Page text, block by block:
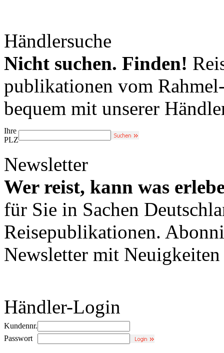
Händlersuche
Nicht suchen. Finden!
publikationen vom
bequem mit unserer
Ihre
PLZ
Newsletter
Wer reist, kann was
für Sie in Sachen
Reisepublikationen.
Newsletter mit
Händler-Login
Kundennr.
Passwort